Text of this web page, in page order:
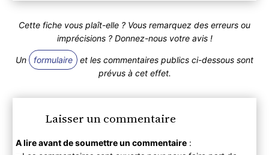
Cette fiche vous plaît-elle ? Vous remarquez des erreurs ou
imprécisions ? Donnez-nous votre avis !
Un formulaire
et les commentaires publics ci-dessous sont
prévus à cet effet.
Laisser un commentaire
A lire avant de soumettre un commentaire: